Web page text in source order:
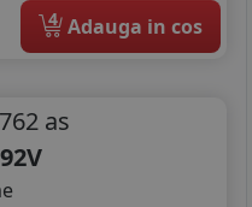
4 Adauga in cos
as